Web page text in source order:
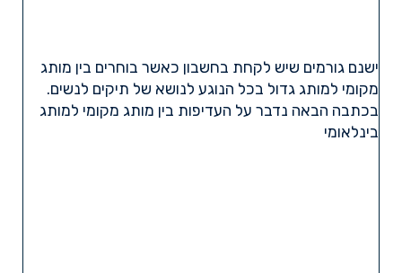
ישנם גורמים שיש לקחת בחשבון כאשר בוחרים בין מותג
מקומי למותג גדול בכל הנוגע לנושא של תיקים לנשים.
בכתבה הבאה נדבר על העדיפות בין מותג מקומי למותג
בינלאומי